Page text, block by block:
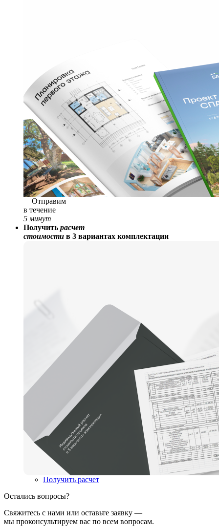
Отправим
в течение
5 минут
Получить расчет
стоимости в 3 вариантах комплектации
Получить расчет
Остались вопросы?
Свяжитесь с нами или оставьте заявку —
мы проконсультируем вас по всем вопросам.